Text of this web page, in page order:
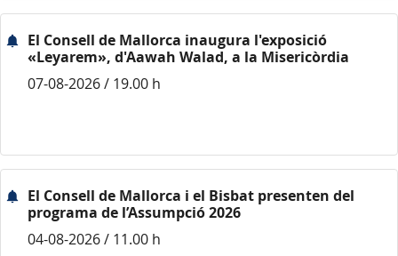
El Consell de Mallorca inaugura l'exposició
«Leyarem», d'Aawah Walad, a la Misericòrdia
07-08-2026 / 19.00 h
El Consell de Mallorca i el Bisbat presenten del
programa de l’Assumpció 2026
04-08-2026 / 11.00 h